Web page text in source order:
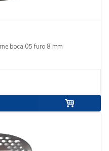
boca 05 furo 8 mm